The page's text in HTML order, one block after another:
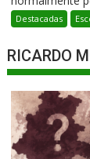
Destacadas
RICARDO